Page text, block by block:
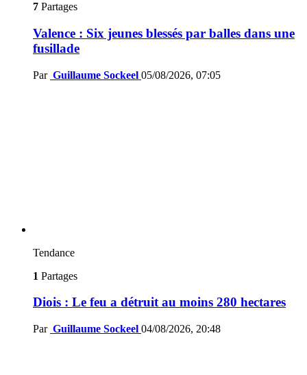
7 Partages
Valence : Six jeunes blessés par balles dans une
fusillade
Par Guillaume Sockeel 05/08/2026, 07:05
Tendance
1 Partages
Diois : Le feu a détruit au moins 280 hectares
Par Guillaume Sockeel 04/08/2026, 20:48